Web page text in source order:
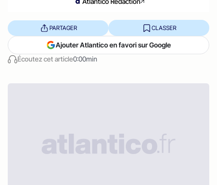
Écoutez cet article0:00min
PARTAGER CLASSER
Ajouter Atlantico en favori sur Google